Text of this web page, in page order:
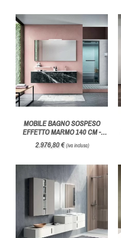
MOBILE BAGNO SOSPESO
EFFETTO MARMO 140 CM -
HAFRO GEROMIN
2.976,80 €(iva inclusa)